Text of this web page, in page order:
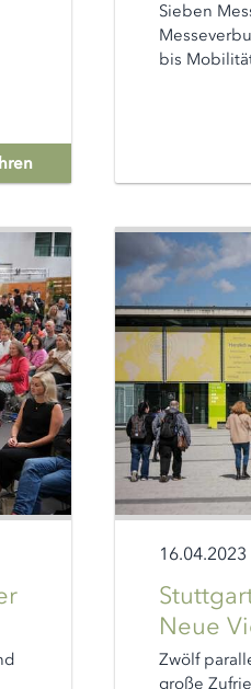
Sieben
bis
16.04.2023
Neue
Zwölf
große